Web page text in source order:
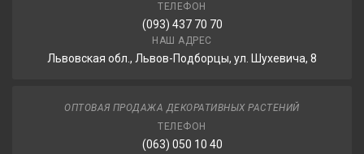
ТЕЛЕФОН
(093) 437 70 70
НАШ АДРЕС
Львовская обл., Львов-Подборцы, ул. Шухевича, 8
ОПТОВАЯ ПРОДАЖА ДЕКОРАТИВНЫХ РАСТЕНИЙ
ТЕЛЕФОН
(063) 050 10 40